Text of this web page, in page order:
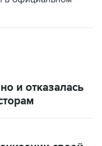
и отказалась